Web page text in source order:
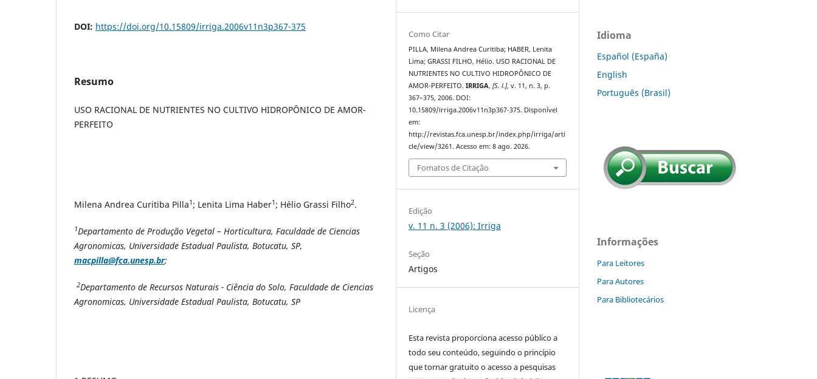
DOI: https://doi.org/10.15809/irriga.2006v11n3p367-375
Resumo
USO RACIONAL DE NUTRIENTES NO CULTIVO HIDROPÔNICO DE AMOR-
PERFEITO
Milena Andrea Curitiba Pilla1 ; Lenita Lima Haber1 ; Hélio Grassi Filho2.
1Departamento de Produção Vegetal – Horticultura, Faculdade de Ciencias
Agronomicas, Universidade Estadual Paulista, Botucatu, SP,
macpilla@fca.unesp.br;
2Departamento de Recursos Naturais - Ciência do Solo, Faculdade de Ciencias
Agronomicas, Universidade Estadual Paulista, Botucatu, SP
Como Citar
PILLA, Milena Andrea Curitiba; HABER, Lenita
Lima; GRASSI FILHO, Hélio. USO RACIONAL DE
NUTRIENTES NO CULTIVO HIDROPÔNICO DE
AMOR-PERFEITO.IRRIGA,[S. l.], v. 11, n. 3, p.
367–375, 2006. DOI:
10.15809/irriga.2006v11n3p367-375. Disponível
em:
http://revistas.fca.unesp.br/index.php/irriga/arti
cle/view/3261. Acesso em: 8 ago. 2026.
Fomatos de Citação
Edição
v. 11 n. 3 (2006): Irriga
Seção
Artigos
Licença
Esta revista proporciona acesso público a
todo seu conteúdo, seguindo o princípio
que tornar gratuito o acesso a pesquisas
Idioma
Español (España)
English
Português (Brasil)
Informações
Para Leitores
Para Autores
Para Bibliotecários